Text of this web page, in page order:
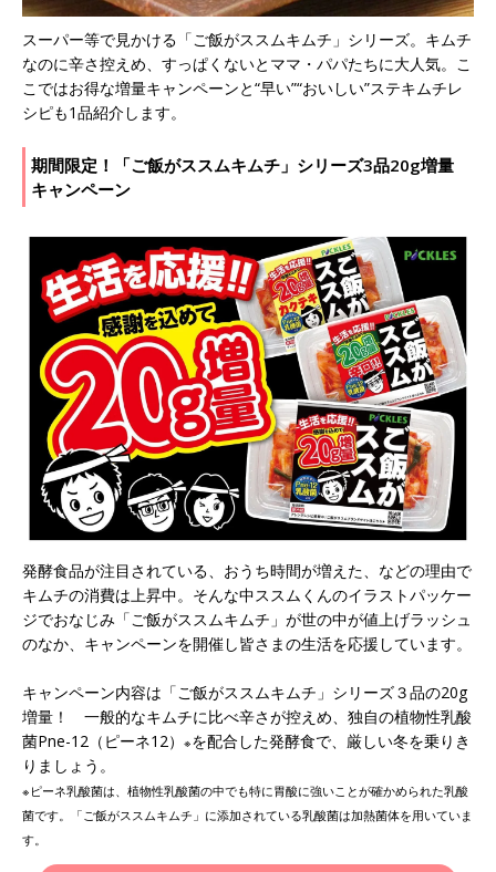
スーパー等で見かける「ご飯がススムキムチ」シリーズ。キムチ
なのに辛さ控えめ、すっぱくないとママ・パパたちに大人気。こ
こではお得な増量キャンペーンと“早い”“おいしい”ステキムチレ
シピも1品紹介します。
期間限定！「ご飯がススムキムチ」シリーズ3品20g増量
キャンペーン
発酵食品が注目されている、おうち時間が増えた、などの理由で
キムチの消費は上昇中。そんな中ススムくんのイラストパッケー
ジでおなじみ「ご飯がススムキムチ」が世の中が値上げラッシュ
のなか、キャンペーンを開催し皆さまの生活を応援しています。
キャンペーン内容は「ご飯がススムキムチ」シリーズ３品の20g
増量！ 一般的なキムチに比べ辛さが控えめ、独自の植物性乳酸
菌Pne-12（ピーネ12） ※を配合した発酵食で、厳しい冬を乗りき
りましょう。
※ピーネ乳酸菌は、植物性乳酸菌の中でも特に胃酸に強いことが確かめられた乳酸
菌です。「ご飯がススムキムチ」に添加されている乳酸菌は加熱菌体を用いていま
す。